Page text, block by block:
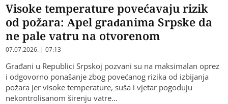
Visoke temperature povećavaju rizik
od požara: Apel građanima Srpske da
ne pale vatru na otvorenom
07.07.2026. | 07:13
Građani u Republici Srpskoj pozvani su na maksimalan oprez
i odgovorno ponašanje zbog povećanog rizika od izbijanja
požara jer visoke temperature, suša i vjetar pogoduju
nekontrolisanom širenju vatre…